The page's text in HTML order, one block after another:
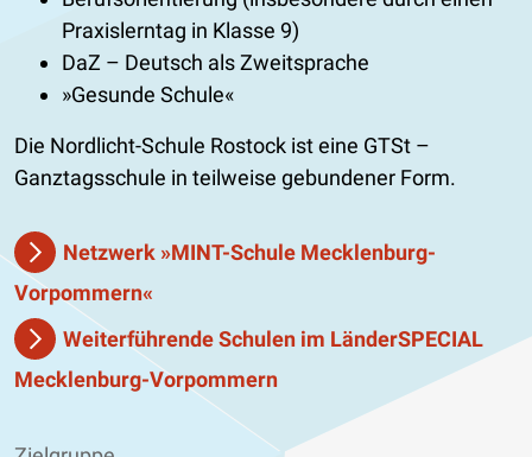
Praxislerntag in Klasse 9)
DaZ – Deutsch als Zweitsprache
»Gesunde Schule«
Die Nordlicht-Schule Rostock ist eine GTSt –
Ganztagsschule in teilweise gebundener Form.
Netzwerk »MINT-Schule Mecklenburg-
Vorpommern«
Weiterführende Schulen im LänderSPECIAL
Mecklenburg-Vorpommern